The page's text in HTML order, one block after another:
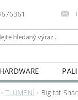
HARDWARE
TLUMENÍ Big fat